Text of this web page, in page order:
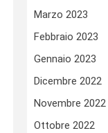
Marzo 2023
Febbraio 2023
Gennaio 2023
Dicembre 2022
Novembre 2022
Ottobre 2022